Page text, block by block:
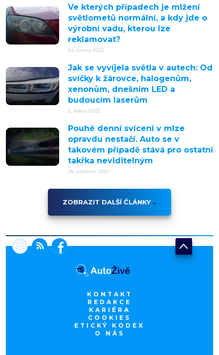
Ve kterých případech je mlžení
světlometů normální, a kdy jde o
výrobní vadu, kterou lze
reklamovat?
24. února 2022
Jak se vyvíjela světla v autech: Od
svíčky k žárovce, halogenům,
xenonům, dnešním LED a
budoucím laserům
2. ledna 2022
Pouhé denní svícení v mlze
opravdu nestačí. Auto se v
takovém případě stává pro ostatní
takřka neviditelným
28. prosince 2021
ZOBRAZIT DALŠÍ ČLÁNKY
KONTAKT
REDAKCE
KARIÉRA
COOKIES
ETICKÝ KODEX
O NÁS